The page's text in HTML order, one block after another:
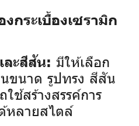
ระเบื้องเซรามิก
ะสีสัน: มีให้เลือก
ขนาด รูปทรง สีสัน
ช้สร้างสรรค์การ
หลายสไตล์